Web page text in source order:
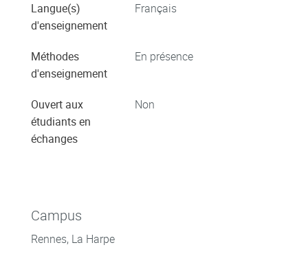
Langue(s)
d'enseignement
Français
Méthodes
d'enseignement
En présence
Ouvert aux
étudiants en
échanges
Non
Campus
Rennes, La Harpe